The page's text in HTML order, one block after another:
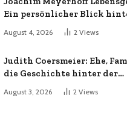
Ein persönlicher Blick
August 4, 2026 2 Views
Judith Coersmeier: Ehe,
die Geschichte hinter der
Öffentlichkeit
August 3, 2026 2 Views